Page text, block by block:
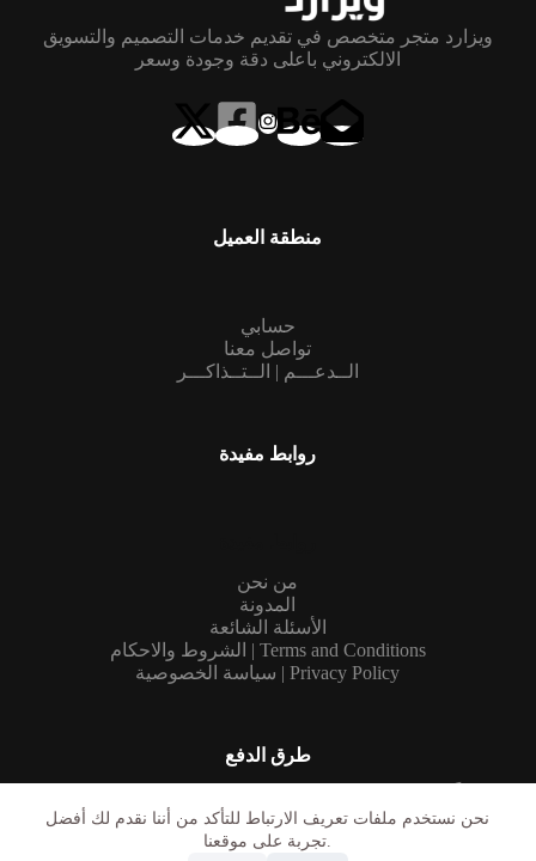
نحن نستخدم ملفات تعريف الارتباط للتأكد من أننا نقدم لك أفضل
تجربة على موقعنا.
ويزارد متجر متخصص في تقديم خدمات التصميم والتسويق
الالكتروني باعلى دقة وجودة وسعر
منطقة العميل
حسابي
تواصل معنا
الــدعـــم | الــتــذاكـــر
روابط مفيدة
من نحن
المدونة
الأسئلة الشائعة
الشروط والاحكام | Terms and Conditions
سياسة الخصوصية | Privacy Policy
طرق الدفع
سنوفر قنوات الدفع التي تسهل عليكم